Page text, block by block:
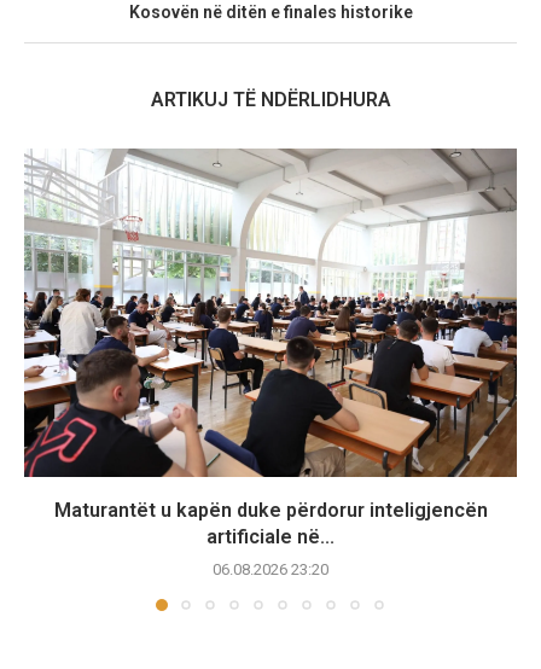
Kosovën në ditën e finales historike
ARTIKUJ TË NDËRLIDHURA
Maturantët u kapën duke përdorur inteligjencën
artificiale në...
06.08.2026 23:20